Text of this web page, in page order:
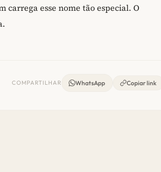
esse nome tão especial. O
COMPARTILHAR WhatsApp Copiar link